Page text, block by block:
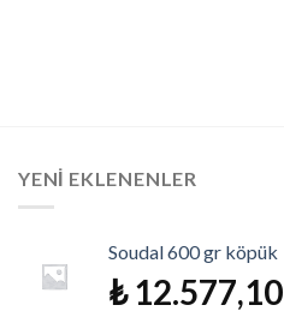
YENI EKLENENLER
Soudal 600 gr köpük
₺12.577,10